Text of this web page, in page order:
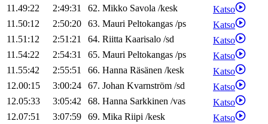
11.49:22
2:49:31 62. Mikko Savola /kesk
Katso
11.50:12
2:50:20 63. Mauri Peltokangas /ps
Katso
11.51:12
2:51:21 64. Riitta Kaarisalo /sd
Katso
11.54:22
2:54:31 65. Mauri Peltokangas /ps
Katso
11.55:42
2:55:51 66. Hanna Räsänen /kesk
Katso
12.00:15
3:00:24 67. Johan Kvarnström /sd
Katso
12.05:33
3:05:42 68. Hanna Sarkkinen /vas
Katso
12.07:51
3:07:59 69. Mika Riipi /kesk
Katso